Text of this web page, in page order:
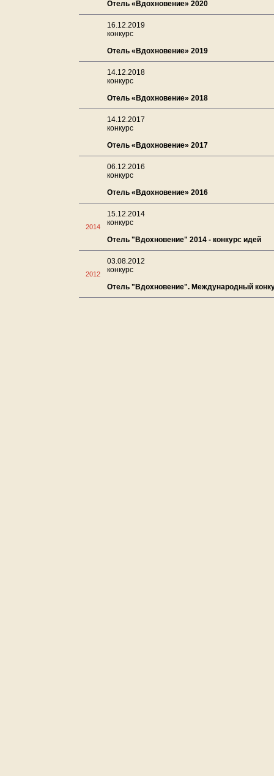
Отель «Вдохновение» 2020
16.12.2019
конкурс
Отель «Вдохновение» 2019
14.12.2018
конкурс
Отель «Вдохновение» 2018
14.12.2017
конкурс
Отель «Вдохновение» 2017
06.12.2016
конкурс
Отель «Вдохновение» 2016
2014
15.12.2014
конкурс
Отель "Вдохновение" 2014 - конкурс идей
2012
03.08.2012
конкурс
Отель "Вдохновение". Международный